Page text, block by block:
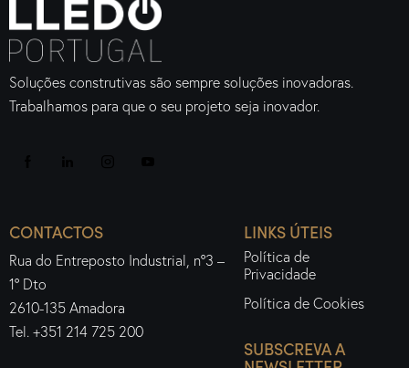
Soluções construtivas são sempre soluções inovadoras.
Trabalhamos para que o seu projeto seja inovador.
CONTACTOS
Rua do Entreposto Industrial, nº3 –
1º Dto
2610-135 Amadora
Tel. +351 214 725 200
LINKS ÚTEIS
Política de
Privacidade
Política de Cookies
SUBSCREVA A